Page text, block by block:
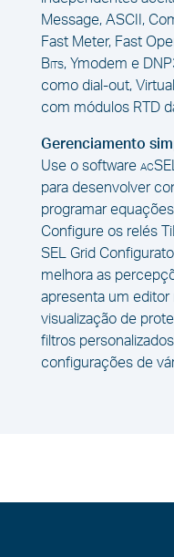
Message, ASCII,
Fast Meter, Fast
Bits, Ymodem e
como dial-out,
com módulos RTD
Gerenciamento
Use o software
para desenvolver
programar
Configure os relés
SEL Grid
melhora as
apresenta um editor
visualização de
filtros
configurações de